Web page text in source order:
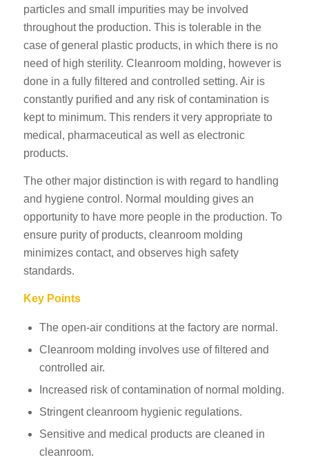
particles and small impurities may be involved
throughout the production. This is tolerable in the
case of general plastic products, in which there is no
need of high sterility. Cleanroom molding, however is
done in a fully filtered and controlled setting. Air is
constantly purified and any risk of contamination is
kept to minimum. This renders it very appropriate to
medical, pharmaceutical as well as electronic
products.
The other major distinction is with regard to handling
and hygiene control. Normal moulding gives an
opportunity to have more people in the production. To
ensure purity of products, cleanroom molding
minimizes contact, and observes high safety
standards.
Key Points
The open-air conditions at the factory are normal.
Cleanroom molding involves use of filtered and
controlled air.
Increased risk of contamination of normal molding.
Stringent cleanroom hygienic regulations.
Sensitive and medical products are cleaned in
cleanroom.